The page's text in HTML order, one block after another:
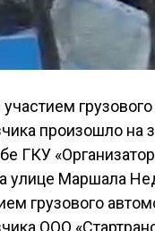
произошло на
ГКУ
улице Маршала
грузового
ООО